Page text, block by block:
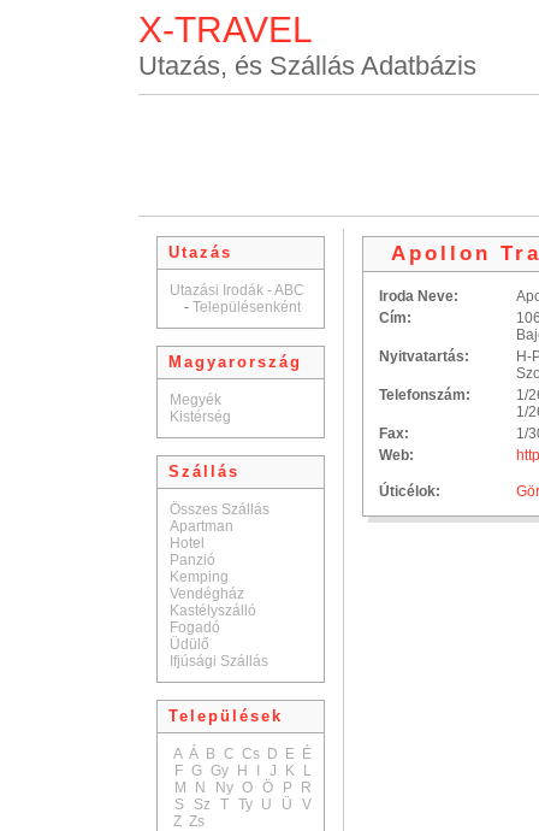
X-TRAVEL
Utazás, és Szállás Adatbázis
Utazás
Utazási Irodák - ABC
- Településenként
Magyarország
Megyék
Kistérség
Szállás
Összes Szállás
Apartman
Hotel
Panzió
Kemping
Vendégház
Kastélyszálló
Fogadó
Üdülő
Ifjúsági Szállás
Települések
A Á B C Cs D E É
F G Gy H J K
L
M
N Ny O Ö P
R
S
Sz T Ty U Ü
V
Z Zs
Apollon
Iroda Neve:
Cím:
Nyitvatartás:
H-
Telefonszám:
1/
1/
Fax:
1/
Web:
Úticélok: